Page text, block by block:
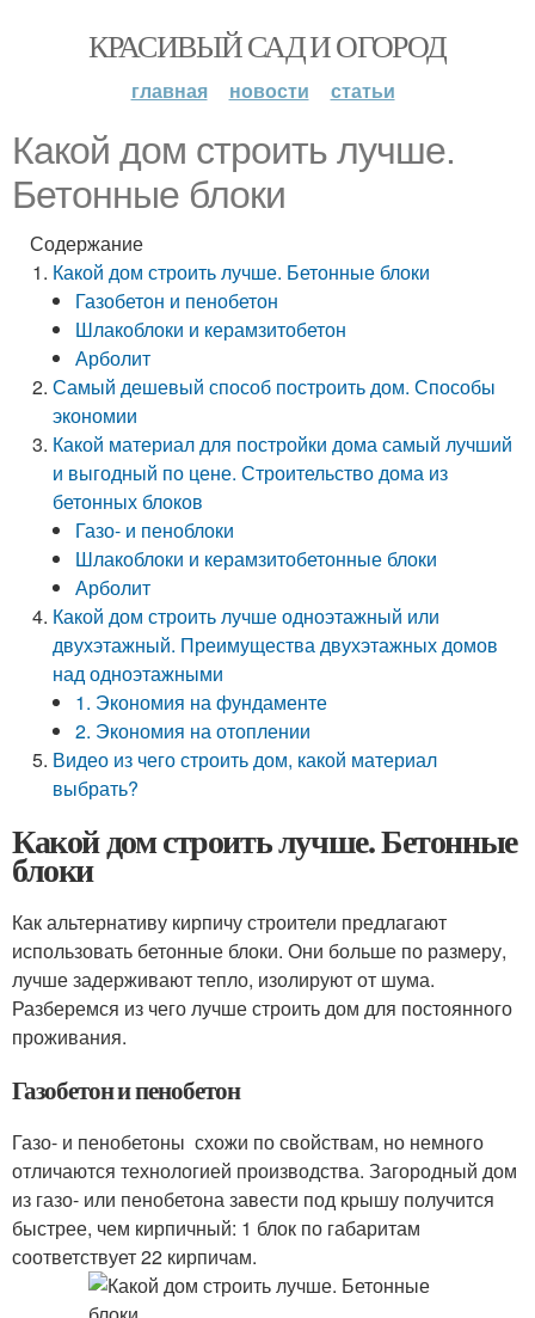
КРАСИВЫЙ САД И ОГОРОД
главная новости статьи
Какой дом строить лучше.
Бетонные блоки
Содержание
Какой дом строить лучше. Бетонные блоки
Газобетон и пенобетон
Шлакоблоки и керамзитобетон
Арболит
Самый дешевый способ построить дом. Способы
экономии
Какой материал для постройки дома самый лучший
и выгодный по цене. Строительство дома из
бетонных блоков
Газо- и пеноблоки
Шлакоблоки и керамзитобетонные блоки
Арболит
Какой дом строить лучше одноэтажный или
двухэтажный. Преимущества двухэтажных домов
над одноэтажными
1. Экономия на фундаменте
2. Экономия на отоплении
Видео из чего строить дом, какой материал
выбрать?
Какой дом строить лучше. Бетонные
блоки
Как альтернативу кирпичу строители предлагают
использовать бетонные блоки. Они больше по размеру,
лучше задерживают тепло, изолируют от шума.
Разберемся из чего лучше строить дом для постоянного
проживания.
Газобетон и пенобетон
Газо- и пенобетоны схожи по свойствам, но немного
отличаются технологией производства. Загородный дом
из газо- или пенобетона завести под крышу получится
быстрее, чем кирпичный: 1 блок по габаритам
соответствует 22 кирпичам.